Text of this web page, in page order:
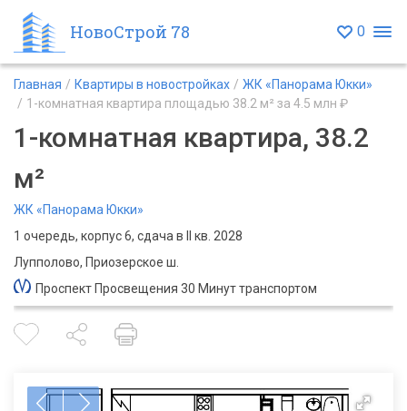
НовоСтрой 78 0
Главная Квартиры в новостройках
ЖК «Панорама Юкки»
1-комнатная квартира площадью 38.2 м² за 4.5 млн ₽
1-комнатная квартира, 38.2
м²
ЖК «Панорама Юкки»
1 очередь, корпус 6, сдача в II кв. 2028
Лупполово, Приозерское ш.
Проспект Просвещения 30 Минут транспортом